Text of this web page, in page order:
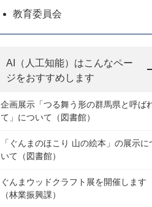
教育委員会
AI（人工知能）はこんなペー
ジをおすすめします
企画展示「つる舞う形の群馬県と呼ば
て」について（図書館）
「ぐんまのほこり 山の絵本」の展示に
いて（図書館）
ぐんまウッドクラフト展を開催します
（林業振興課）